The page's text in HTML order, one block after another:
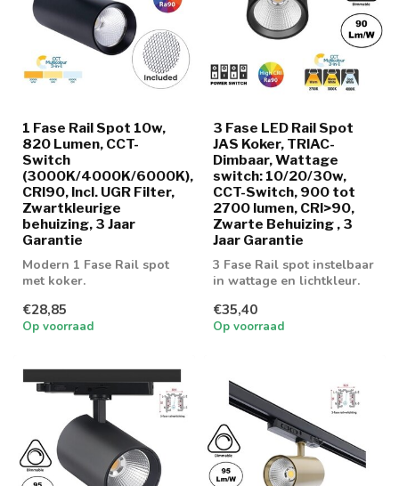
1 Fase Rail Spot 10w,
820 Lumen, CCT-
Switch
(3000K/4000K/6000K),
CRI90, Incl. UGR Filter,
Zwartkleurige
behuizing, 3 Jaar
Garantie
Modern 1 Fase Rail spot
met koker.
€28,85
Op voorraad
3 Fase LED Rail Spot
JAS Koker, TRIAC-
Dimbaar, Wattage
switch: 10/20/30w,
CCT-Switch, 900 tot
2700 lumen, CRI>90,
Zwarte Behuizing , 3
Jaar Garantie
3 Fase Rail spot instelbaar
in wattage en lichtkleur.
€35,40
Op voorraad